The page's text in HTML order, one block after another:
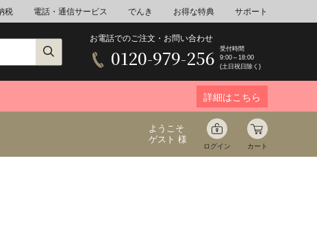
税 電話・通信サービス でんき お得な特典 サポート
お電話でのご注文・お問い合わせ
0120-979-256
受付時間
9:00～18:00
(土日祝日除く)
詳細はこちら
ようこそ
ゲスト 様
ログイン カート